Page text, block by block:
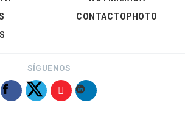
CONTACTOPHOTO
SÍGUENOS